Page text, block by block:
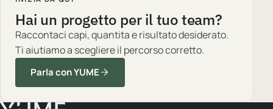
Hai un progetto per il tuo team?
Raccontaci capi, quantita e risultato desiderato.
Ti aiutiamo a scegliere il percorso corretto.
Parla con YUME